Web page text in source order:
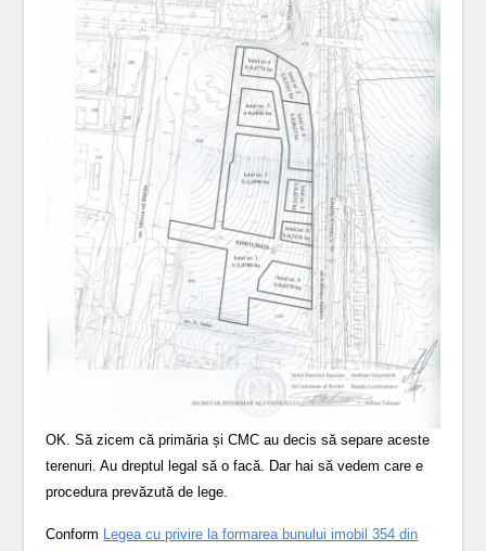
OK. Să zicem că primăria și CMC au decis să separe aceste
terenuri. Au dreptul legal să o facă. Dar hai să vedem care e
procedura prevăzută de lege.
Conform Legea cu privire la formarea bunului imobil 354 din